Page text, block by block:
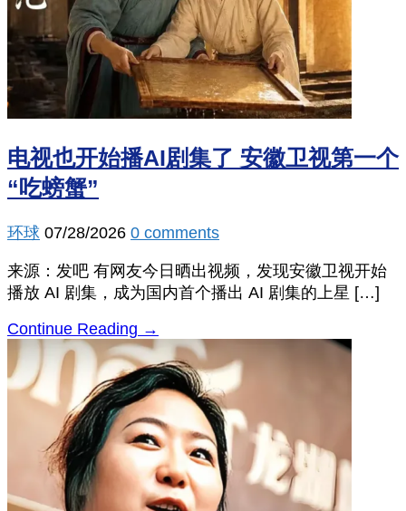
电视也开始播AI剧集了 安徽卫视第一个
“吃螃蟹”
环球 07/28/2026 0 comments
来源：发吧 有网友今日晒出视频，发现安徽卫视开始
播放 AI 剧集，成为国内首个播出 AI 剧集的上星 […]
Continue Reading →